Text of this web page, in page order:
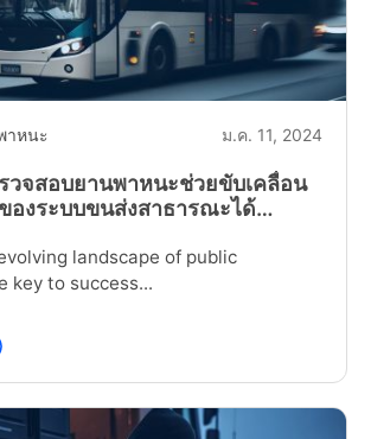
าหนะ ม.ค. 11, 2024
จสอบยานพาหนะช่วยขับเคลื่อน
องระบบขนส่งสาธารณะได้
landscape of public
key to success...